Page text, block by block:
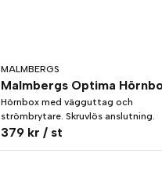
MALMBERGS
Hörnbox med vägguttag och
strömbrytare. Skruvlös anslutning.
379 kr / st